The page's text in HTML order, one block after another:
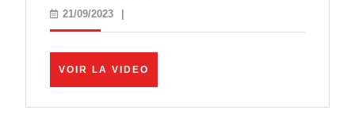
Philippot
le
coup
de
pression
21/09/202321/09/2023
VOIR LA VIDEO